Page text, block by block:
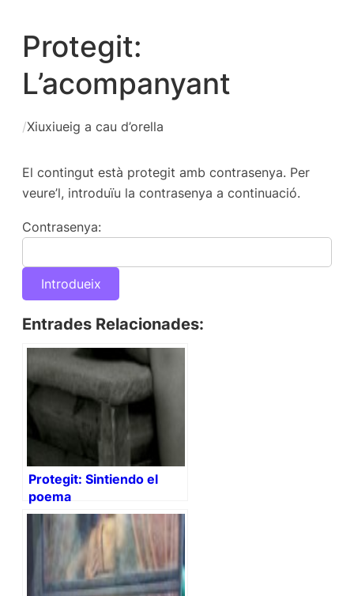
Protegit:
L’acompanyant
/Xiuxiueig a cau d’orella
El contingut està protegit amb contrasenya. Per
veure’l, introduïu la contrasenya a continuació.
Contrasenya:
Entrades Relacionades:
Protegit: Sintiendo el
poema